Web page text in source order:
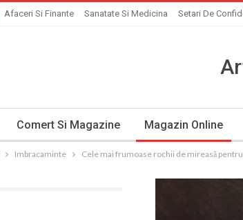
Afaceri Si Finante Sanatate Si Medicina Setari De
Comert Si Magazine Magazin Online
Imbracaminte Cele mai frumoase rochii de mireasă